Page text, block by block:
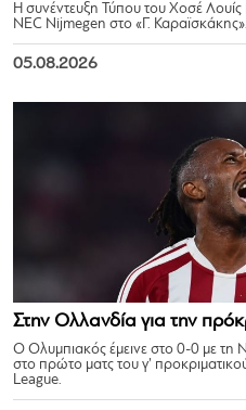
Η συνέντευξη Τύπου του Χοσέ
NEC Nijmegen στο «Γ. Καραϊσκάκης».
05.08.2026
Στην Ολλανδία για την
Ο Ολυμπιακός έμεινε στο 0-0 με τη
στο πρώτο ματς του γ’
League.